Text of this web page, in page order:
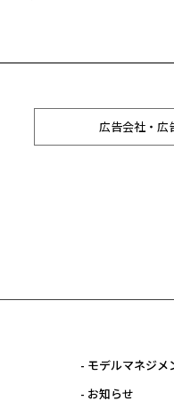
広告会社・広
- モデルマネジメ
- お知らせ